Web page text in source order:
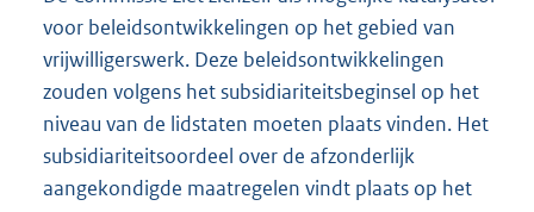
voor beleidsontwikkelingen op het gebied van
vrijwilligerswerk. Deze beleidsontwikkelingen
zouden volgens het subsidiariteitsbeginsel op het
niveau van de lidstaten moeten plaats vinden. Het
subsidiariteitsoordeel over de afzonderlijk
aangekondigde maatregelen vindt plaats op het